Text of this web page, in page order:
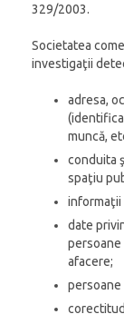
329/2003.
Societatea
investigaţii
adresa,
muncă,
conduita
spaţiu
informaţii
date
afacere;
persoane